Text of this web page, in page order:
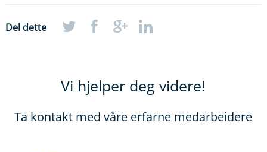
Del dette
Vi hjelper deg videre!
Ta kontakt med våre erfarne medarbeidere